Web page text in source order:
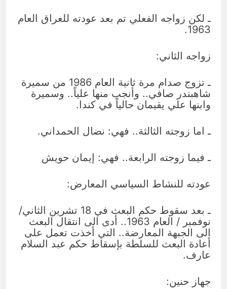
ـ لكن زواجه الفعلي تم بعد عودته للعراق العام
1963.
زواجه الثاني:
ـ تزوج صدام مرة ثانية العام 1986 من سميرة
شاهبندر صافي.. وأنجب منها علياً.. وسميرة
وابنها علي يقيمان حالياً في كندا.
ـ اما زوجته الثالثة.. فهي: نضال الحمداني.
ـ فيما زوجته الرابعة.. فهي: إيمان حويش
عودته للنشاط السياسي المعارض:
ـ بعد سقوط حكم البعث في 18 تشرين الثاني/
نوفمبر / العام 1963.. أدى الى انتقال البعث
الى الجبهة المعارضة.. التي أخذت تعمل على
أعادة البعث للسلطة بإسقاط حكم عبد السلام
عارف.
جهاز حنين: